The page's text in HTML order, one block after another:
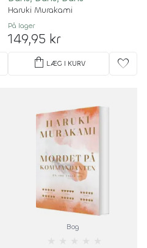
Haruki Murakami
På lager
149,95 kr
shopping_bag LÆG I KURV favorite
Bog